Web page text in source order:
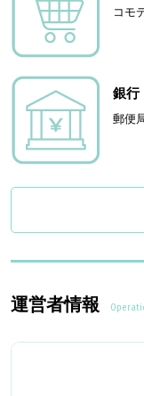
コモ
銀行
郵便
運営者情報